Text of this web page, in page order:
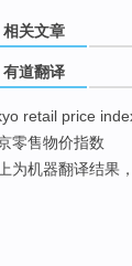
相关文章
有道翻译
retail price
零售物价指数
为机器翻译结果